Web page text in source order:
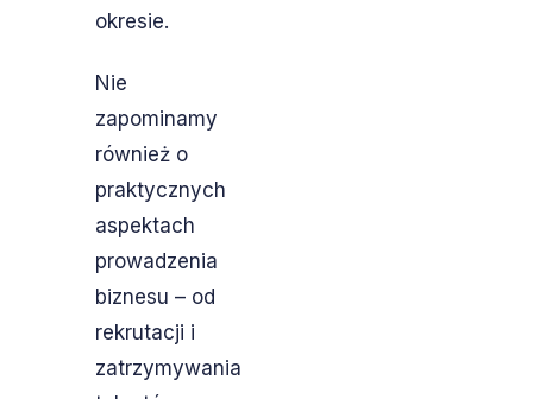
okresie.
Nie
zapominamy
również o
praktycznych
aspektach
prowadzenia
biznesu – od
rekrutacji i
zatrzymywania